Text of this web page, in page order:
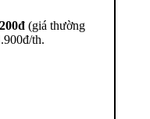
(giá thường
th.